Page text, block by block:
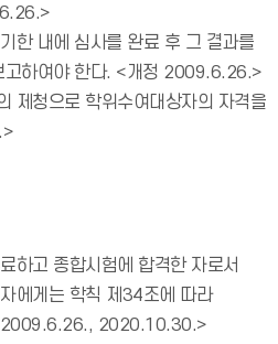
한 내에 심사를 완료 후 그 결과를
고하여야 한다. <개정 2009.6.26.>
제청으로 학위수여대상자의 자격을
하고 종합시험에 합격한 자로서
에게는 학칙 제34조에 따라
2009.6.26., 2020.10.30.>